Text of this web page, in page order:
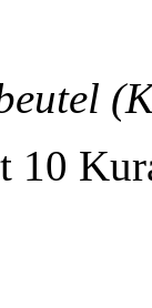
10